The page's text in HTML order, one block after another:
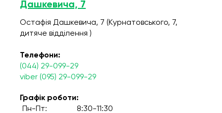
Дашкевича, 7
Остафія Дашкевича, 7 (Курнатовського, 7,
дитяче відділення )
Телефони:
(044) 29-099-29
viber (095) 29-099-29
Графік роботи:
Пн-Пт:
8:30-11:30